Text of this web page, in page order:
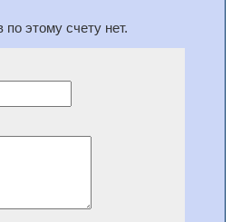
этому счету нет.